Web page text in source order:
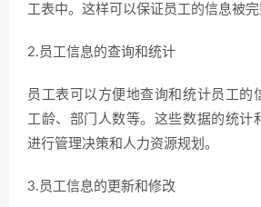
工表中。这样可以保证员工的信息被完
2.员工信息的查询和统计
员工表可以方便地查询和统计员工的
工龄、部门人数等。这些数据的统计
进行管理决策和人力资源规划。
3.员工信息的更新和修改